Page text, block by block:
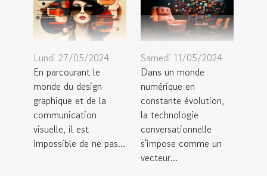
Lundi 27/05/2024
En parcourant le
monde du design
graphique et de la
communication
visuelle, il est
impossible de ne pas...
Samedi 11/05/2024
Dans un monde
numérique en
constante évolution,
la technologie
conversationnelle
s'impose comme un
vecteur...